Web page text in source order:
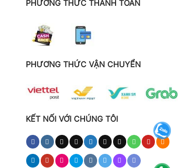
PHƯƠNG THỨC THANH TOÁN
PHƯƠNG THỨC VẬN CHUYỂN
KẾT NỐI VỚI CHÚNG TÔI